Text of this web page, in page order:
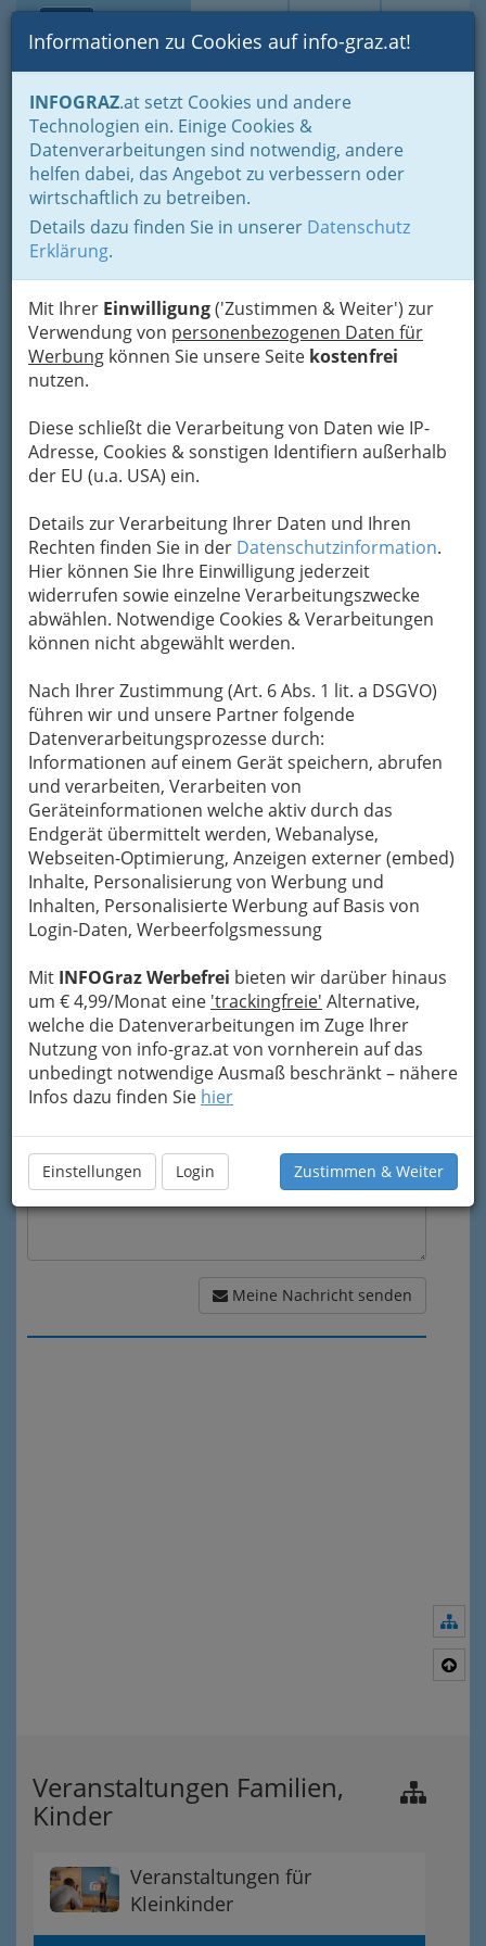
Suche Login Toggle
Informationen zu Cookies auf info-graz.at!
INFOGRAZ.at setzt Cookies und andere
Technologien ein. Einige Cookies &
Datenverarbeitungen sind notwendig, andere
helfen dabei, das Angebot zu verbessern oder
wirtschaftlich zu betreiben.
Details dazu finden Sie in unserer Datenschutz
Erklärung.
Mit Ihrer Einwilligung('Zustimmen & Weiter') zur
Verwendung von personenbezogenen Daten für
Werbung können Sie unsere Seite kostenfrei
nutzen.
Diese schließt die Verarbeitung von Daten wie IP-
Adresse, Cookies & sonstigen Identifiern außerhalb
der EU (u.a. USA) ein.
Details zur Verarbeitung Ihrer Daten und Ihren
Rechten finden Sie in der Datenschutzinformation.
Hier können Sie Ihre Einwilligung jederzeit
widerrufen sowie einzelne Verarbeitungszwecke
abwählen. Notwendige Cookies & Verarbeitungen
können nicht abgewählt werden.
Nach Ihrer Zustimmung (Art. 6 Abs. 1 lit. a DSGVO)
führen wir und unsere Partner folgende
Datenverarbeitungsprozesse durch:
Informationen auf einem Gerät speichern, abrufen
und verarbeiten, Verarbeiten von
Geräteinformationen welche aktiv durch das
Endgerät übermittelt werden, Webanalyse,
Webseiten-Optimierung, Anzeigen externer (embed)
Inhalte, Personalisierung von Werbung und
Inhalten, Personalisierte Werbung auf Basis von
Login-Daten, Werbeerfolgsmessung
Mit INFOGraz Werbefrei bieten wir darüber hinaus
um € 4,99/Monat eine 'trackingfreie' Alternative,
welche die Datenverarbeitungen im Zuge Ihrer
Nutzung von info-graz.at von vornherein auf das
unbedingt notwendige Ausmaß beschränkt – nähere
Infos dazu finden Sie hier
Einstellungen Login Zustimmen & Weiter
Home Veranstaltungen
Kinder, Jugendliche & Familien
Kinder & Jugend - Kids & Tweens
Next Liberty
Kaiser-Josef-Platz 10, 8010 Graz
+43 316 8008 - 1104
Seit 1995 beschreitet das Next Liberty als Kinder-
und Jugendtheater seinen äußerst erfolgreichen
Weg in der heimischen Theaterszene.
neuen Thalia auch für verschiedenste Events zur
Verfügung.
Karte anzeigen
Kontaktaufnahme
Um die Info-Graz Firmenvor Spam-Mails zu
, verwenden wir an dieser Stelle zur
Übermittlung Ihrer Nachricht ein sicheres
Formular. Ihre Nachricht wird nach dem
Absenden umgehend per Mail an das
Unternehmen Next Liberty weitergeleitet.
Mein Name
Meine Email Adresse
Meine Nachricht
Meine Nachricht senden
Veranstaltungen Familien,
Kinder
Veranstaltungen für
Kleinkinder